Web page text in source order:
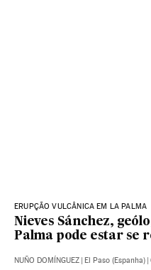
ERUPÇÃO VULCÂNICA EM LA PALMA
Nieves Sánchez,
Palma pode estar se
NUÑO DOMÍNGUEZ | El Paso (Espanha) |